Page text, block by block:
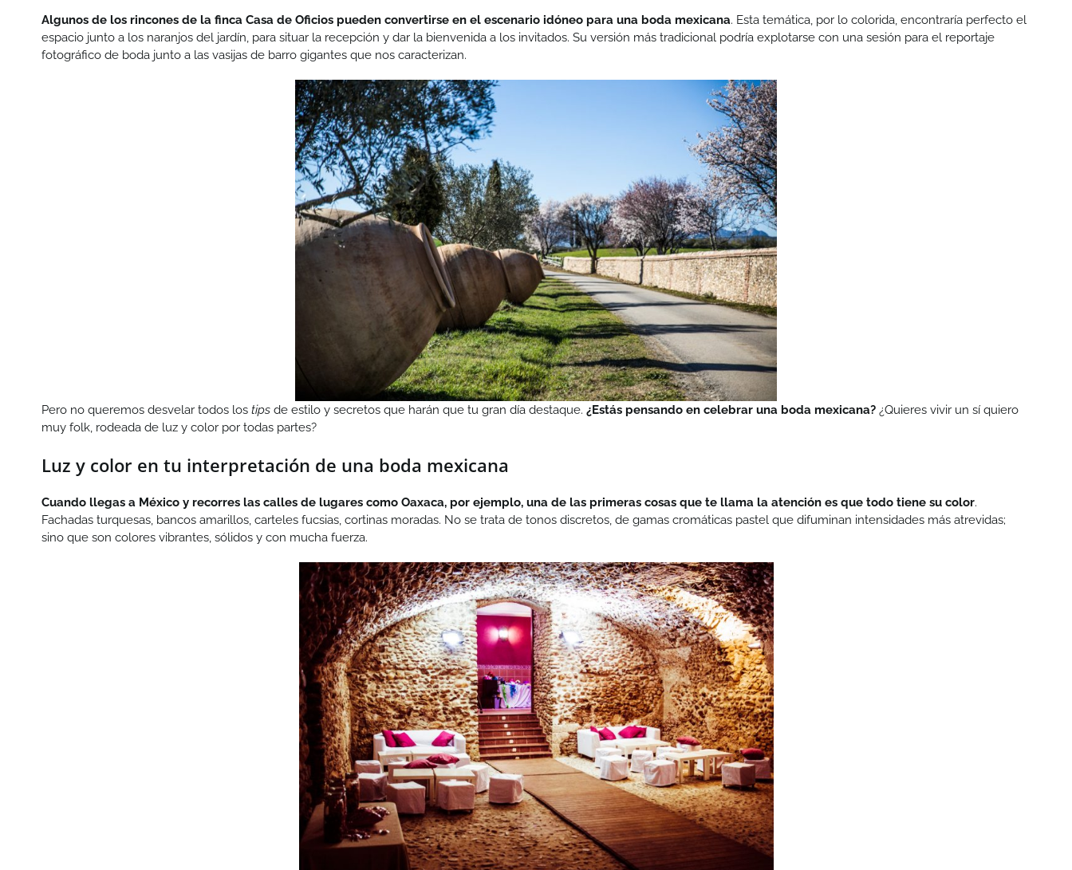
Algunos de los rincones de la finca Casa de Oficios pueden convertirse en el escenario idóneo para una boda mexicana. Esta temática, por lo colorida, encontraría perfecto el
espacio junto a los naranjos del jardín, para situar la recepción y dar la bienvenida a los invitados. Su versión más tradicional podría explotarse con una sesión para el reportaje
fotográfico de boda junto a las vasijas de barro gigantes que nos caracterizan.
Pero no queremos desvelar todos los tips de estilo y secretos que harán que tu gran día destaque. ¿Estás pensando en celebrar una boda mexicana? ¿Quieres vivir un sí quiero
muy folk, rodeada de luz y color por todas partes?
Luz y color en tu interpretación de una boda mexicana
Cuando llegas a México y recorres las calles de lugares como Oaxaca, por ejemplo, una de las primeras cosas que te llama la atención es que todo tiene su color.
Fachadas turquesas, bancos amarillos, carteles fucsias, cortinas moradas. No se trata de tonos discretos, de gamas cromáticas pastel que difuminan intensidades más atrevidas;
sino que son colores vibrantes, sólidos y con mucha fuerza.